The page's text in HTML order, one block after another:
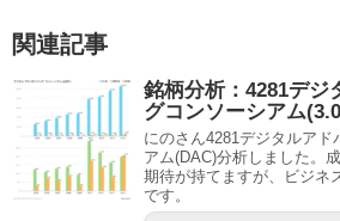
関連記事
銘柄分析：4281デジ
グコンソーシアム
にのさん4281デジタルアド
アム(DAC)分析しました。
期待が持てますが、ビジネ
です。